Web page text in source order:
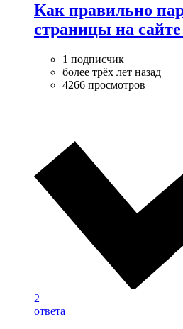
Как правильно
страницы на
1 подписчик
более трёх лет назад
4266 просмотров
2
ответа